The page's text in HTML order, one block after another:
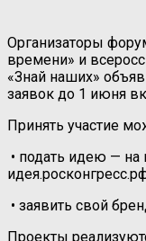
Организаторы
времени» и
«Знай наших»
заявок до 1 июня
Принять участие
• подать идею —
• заявить свой
Проекты